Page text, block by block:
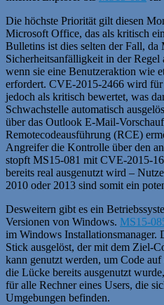
Die höchste Priorität gilt diesen
Microsoft Office, das als kritisch
Bulletins ist dies selten der Fall, da
Sicherheitsanfälligkeit in der
wenn sie eine Benutzeraktion wie
erfordert. CVE-2015-2466 wird
jedoch als kritisch bewertet, was
Schwachstelle automatisch
über das Outlook E-Mail-
Remotecodeausführung (RCE)
Angreifer die Kontrolle über den
stopft MS15-081 mit CVE-2015-
bereits real ausgenutzt wird –
2010 oder 2013 sind somit ein
Desweitern gibt es ein
Versionen von Windows. MS15-
im Windows Installationsmanager.
Stick ausgelöst, der mit dem Ziel-
kann genutzt werden, um Code
die Lücke bereits ausgenutzt
für alle Rechner eines Users, die
Umgebungen befinden.